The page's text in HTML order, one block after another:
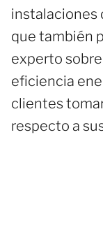
instalaciones
que también
experto
eficiencia
clientes
respecto a